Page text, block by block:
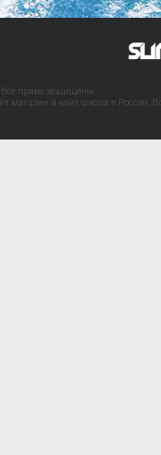
права защищены.
магазин и кайт школа в России.